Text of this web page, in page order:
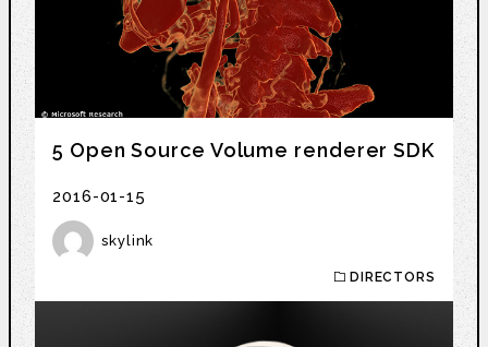
5 Open Source Volume renderer SDK
2016-01-15
skylink
DIRECTORS